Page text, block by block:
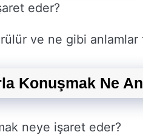
eder?
ve ne gibi anlamlar
Konuşmak Ne
neye işaret eder?